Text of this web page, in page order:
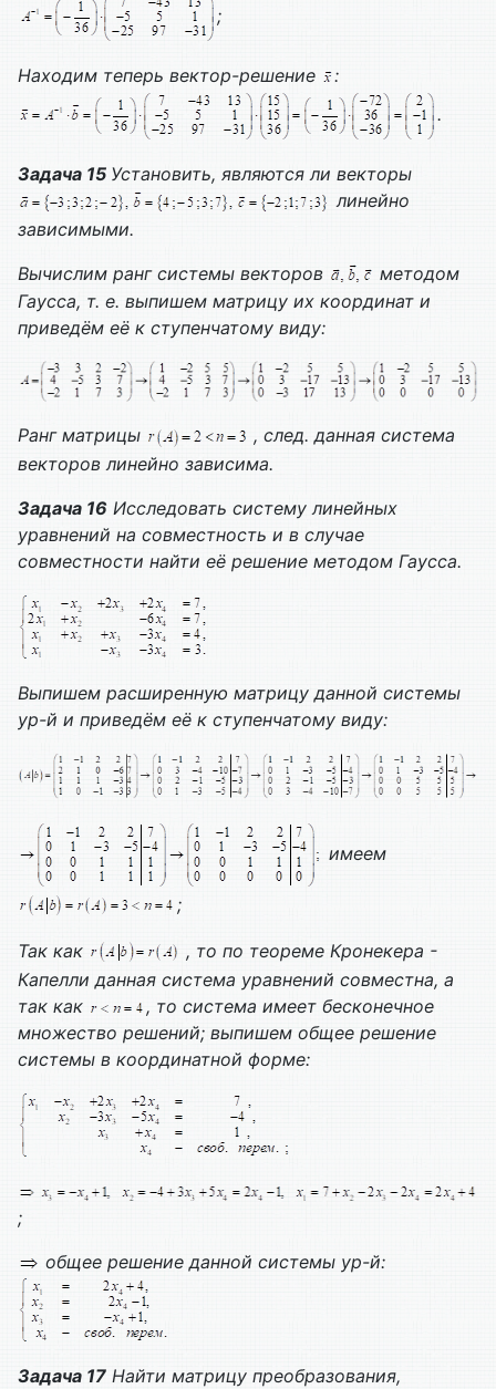
;
Находим теперь вектор-решение
:
.
Задача 15 Установить, являются ли векторы
линейно
зависимыми.
Вычислим ранг системы векторов
методом
Гаусса, т. е. выпишем матрицу их координат и
приведём её к ступенчатому виду:
Ранг матрицы
, след. данная система
векторов линейно зависима.
Задача 16 Исследовать систему линейных
уравнений на совместность и в случае
совместности найти её решение методом Гаусса.
Выпишем расширенную матрицу данной системы
ур-й и приведём её к ступенчатому виду:
имеем
;
Так как
, то по теореме Кронекера -
Капелли данная система уравнений совместна, а
так как
, то система имеет бесконечное
множество решений; выпишем общее решение
системы в координатной форме:
;
общее решение данной системы ур-й:
Задача 17 Найти матрицу преобразования,